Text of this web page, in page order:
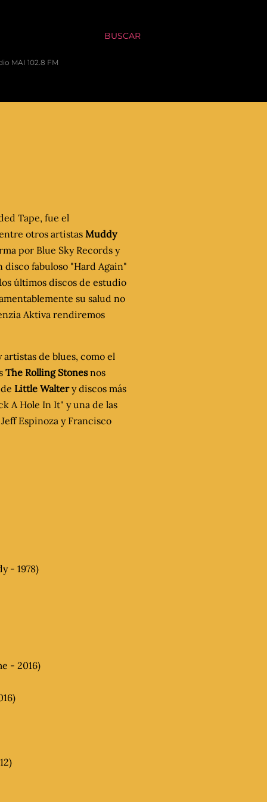
BUSCAR
MAI 102.8 FM
Tape, fue el
otros artistas Muddy
por Blue Sky Records y
fabuloso "Hard Again"
los últimos discos de estudio
su salud no
Aktiva rendiremos
de blues, como el
The Rolling Stonesnos
Little Waltery discos más
A Hole In It" y una de las
Espinoza y Francisco
- 1978)
- 2016)